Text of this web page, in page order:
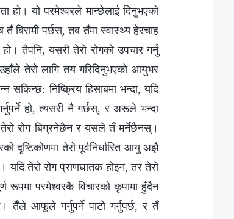
हो। यो परमेश्‍वरले मान्छेलाई दिनुभएको
बिरामी पर्छस्, तब तँमा स्वास्थ्य हेरचाह
तैपनि, यसरी तेरो रोगको उपचार गर्नु
तेरो लागि तय गरिदिनुभएको आयुभर
निष्क्रिय हिसाबमा भन्दा, यदि
हो, त्यसरी नै गर्छस्, र अरूले भन्दा
रोग बिग्रनेछैन र यसले तँ मर्नेछैनस्।
दृष्टिकोणमा तेरो पूर्वनिर्धारित आयु अझै
तेरो रोग प्राणघातक होइन, तर तेरो
परमेश्‍वरकै विचारको कृपामा हुँदैन
तैँले आफूले गर्नुपर्ने पाटो गर्नुपर्छ, र तँ